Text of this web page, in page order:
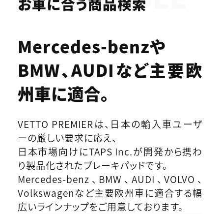
Mercedes-benzや
BMW、AUDIなど主要欧
州車に適合。
VETTO PREMIERは、日本の輸入車ユーザ
ーの厳しい要求に応え、
日本市場向けにTAPS Inc.が開発から携わ
り製品化されたブレーキパッドです。
Mercedes-benz、BMW、AUDI、VOLVO、
Volkswagenなど主要欧州車に適合する幅
広いラインナップをご用意しております。